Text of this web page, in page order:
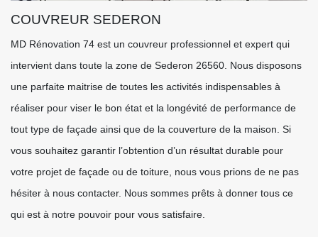
COUVREUR SEDERON
MD Rénovation 74 est un couvreur professionnel et expert qui
intervient dans toute la zone de Sederon 26560. Nous disposons
une parfaite maitrise de toutes les activités indispensables à
réaliser pour viser le bon état et la longévité de performance de
tout type de façade ainsi que de la couverture de la maison. Si
vous souhaitez garantir l’obtention d’un résultat durable pour
votre projet de façade ou de toiture, nous vous prions de ne pas
hésiter à nous contacter. Nous sommes prêts à donner tous ce
qui est à notre pouvoir pour vous satisfaire.